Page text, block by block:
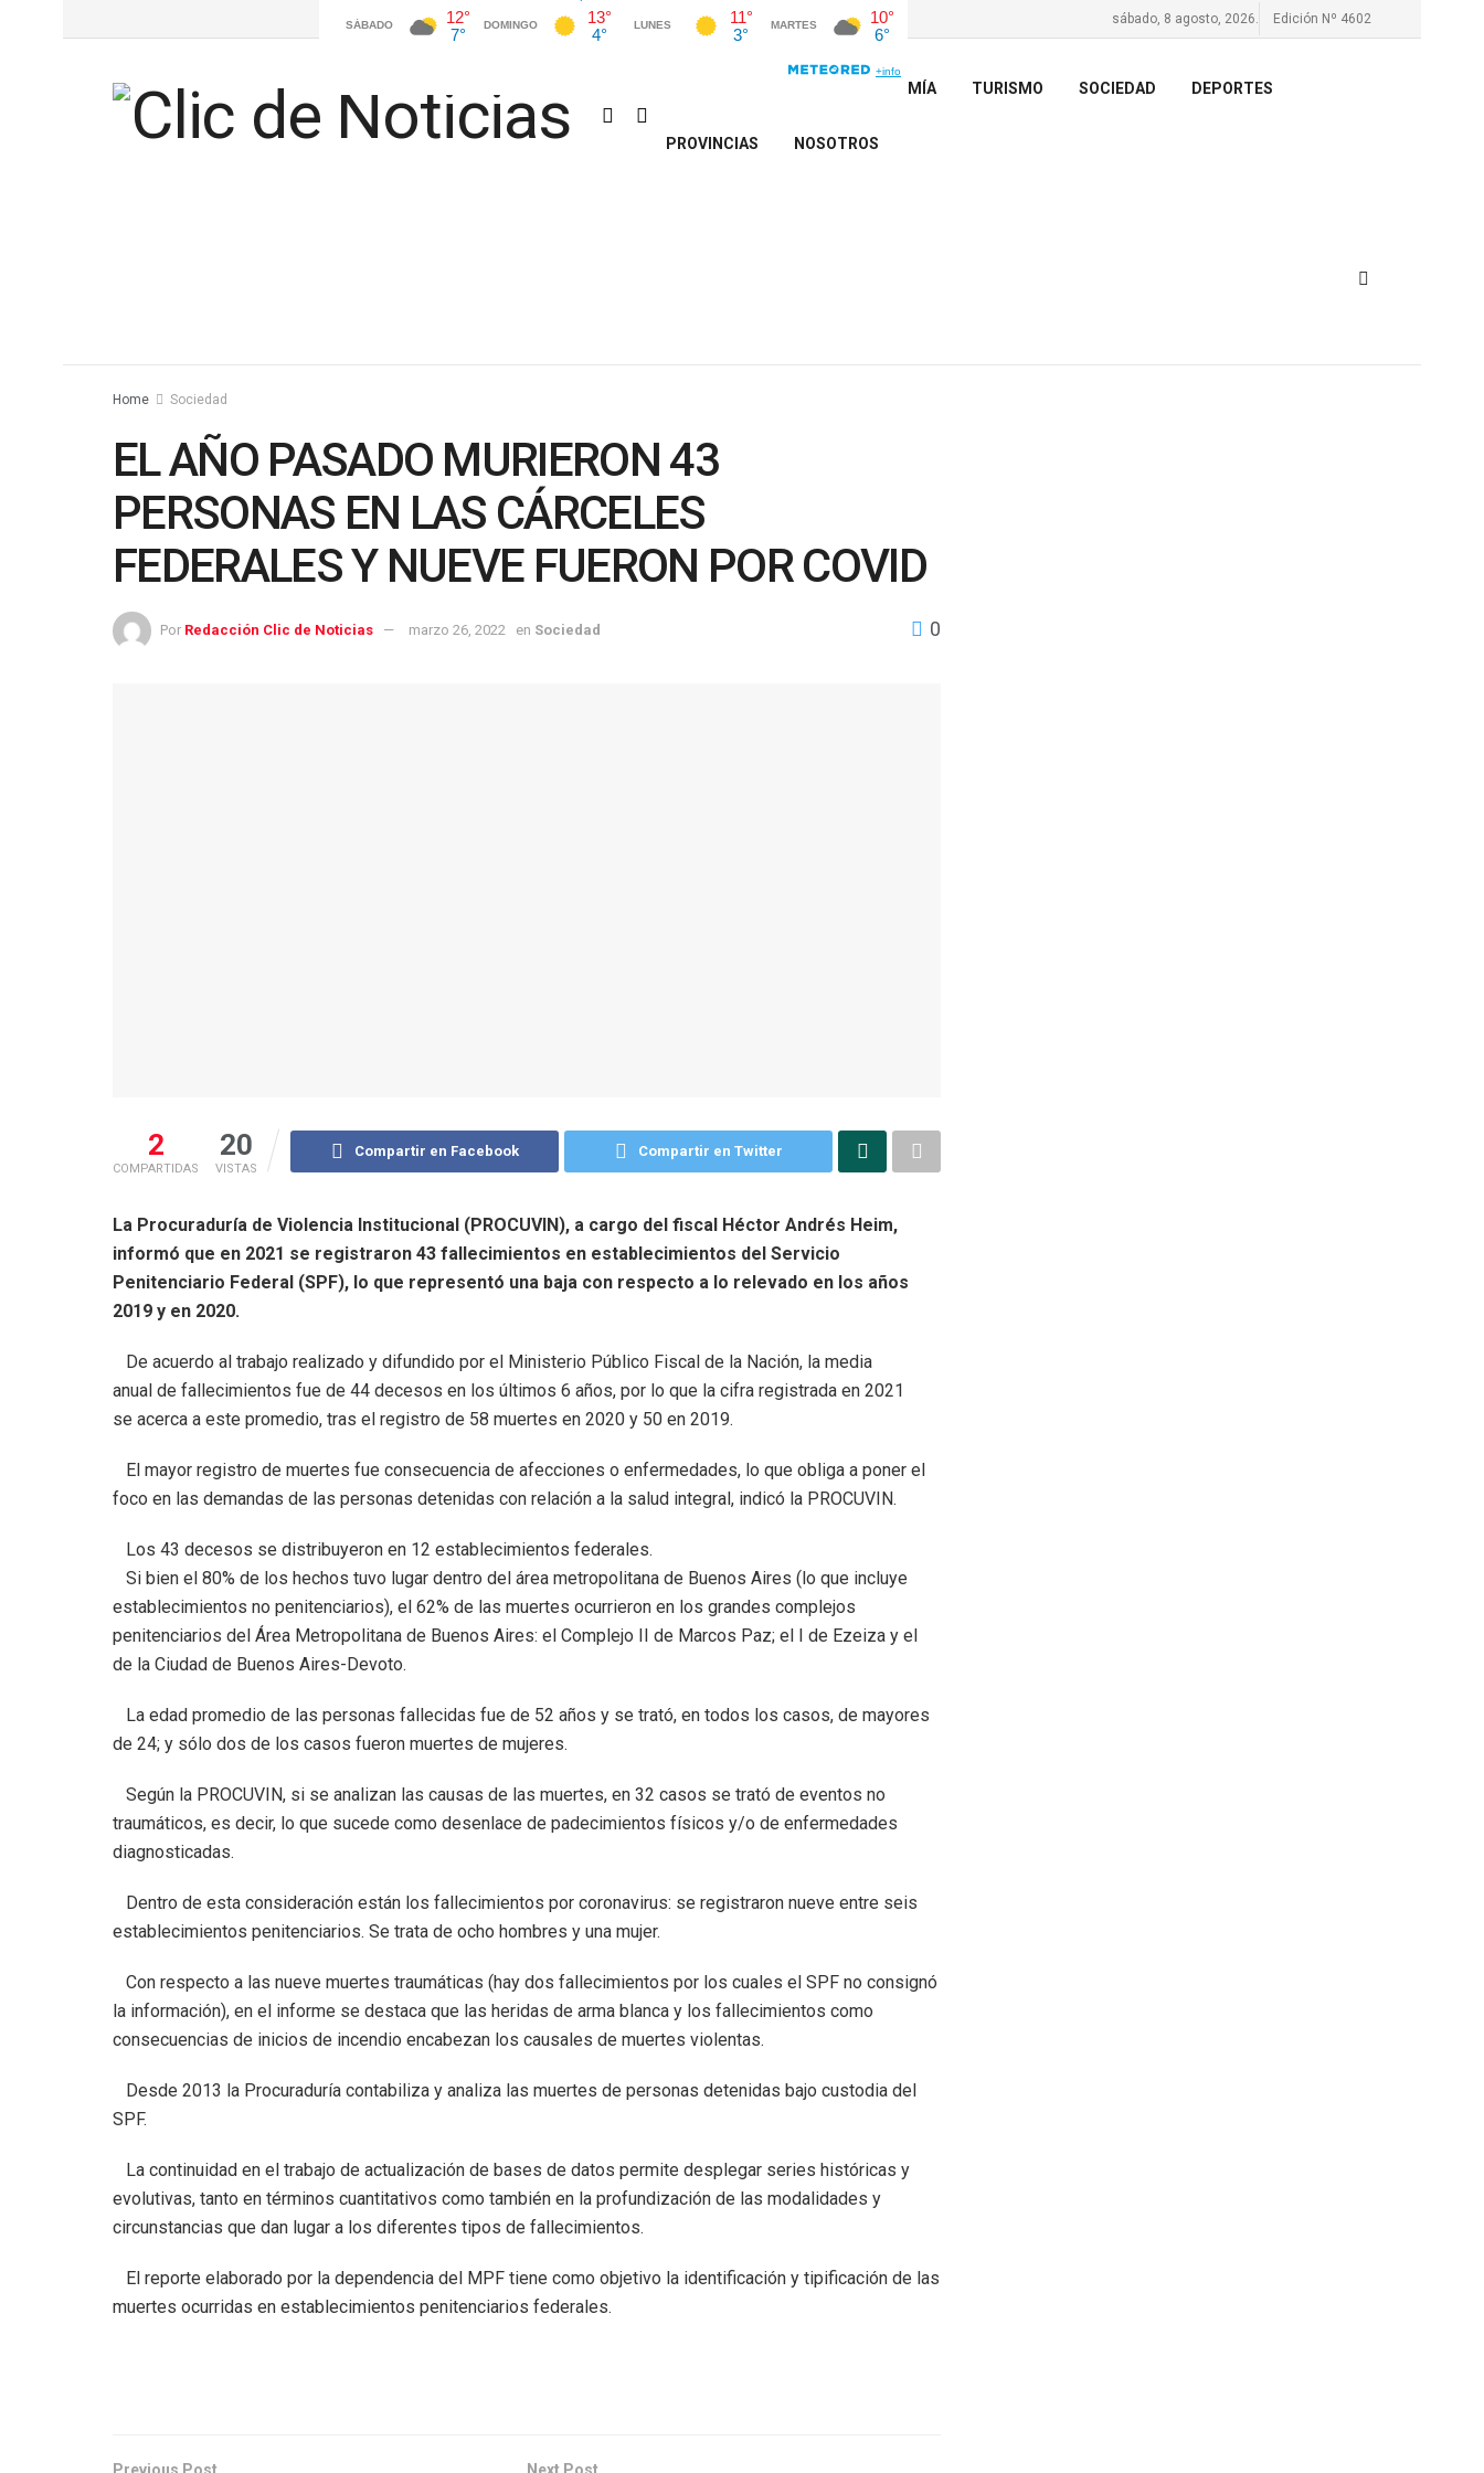
sábado, 8 agosto, 2026. Edición Nº 4602
ECONOMÍA TURISMO SOCIEDAD DEPORTES
PROVINCIAS NOSOTROS
Home Sociedad
EL AÑO PASADO MURIERON 43
PERSONAS EN LAS CÁRCELES
FEDERALES Y NUEVE FUERON POR COVID
Por Redacción Clic de Noticias marzo 26, 2022 en Sociedad 0
2
COMPARTIDAS
20
VISTAS
Compartir en Facebook Compartir en Twitter
La Procuraduría de Violencia Institucional (PROCUVIN), a cargo del fiscal Héctor Andrés Heim,
informó que en 2021 se registraron 43 fallecimientos en establecimientos del Servicio
Penitenciario Federal (SPF), lo que representó una baja con respecto a lo relevado en los años
2019 y en 2020.
De acuerdo al trabajo realizado y difundido por el Ministerio Público Fiscal de la Nación, la media
anual de fallecimientos fue de 44 decesos en los últimos 6 años, por lo que la cifra registrada en 2021
se acerca a este promedio, tras el registro de 58 muertes en 2020 y 50 en 2019.
El mayor registro de muertes fue consecuencia de afecciones o enfermedades, lo que obliga a poner el
foco en las demandas de las personas detenidas con relación a la salud integral, indicó la PROCUVIN.
Los 43 decesos se distribuyeron en 12 establecimientos federales.
Si bien el 80% de los hechos tuvo lugar dentro del área metropolitana de Buenos Aires (lo que incluye
establecimientos no penitenciarios), el 62% de las muertes ocurrieron en los grandes complejos
penitenciarios del Área Metropolitana de Buenos Aires: el Complejo II de Marcos Paz; el I de Ezeiza y el
de la Ciudad de Buenos Aires-Devoto.
La edad promedio de las personas fallecidas fue de 52 años y se trató, en todos los casos, de mayores
de 24; y sólo dos de los casos fueron muertes de mujeres.
Según la PROCUVIN, si se analizan las causas de las muertes, en 32 casos se trató de eventos no
traumáticos, es decir, lo que sucede como desenlace de padecimientos físicos y/o de enfermedades
diagnosticadas.
Dentro de esta consideración están los fallecimientos por coronavirus: se registraron nueve entre seis
establecimientos penitenciarios. Se trata de ocho hombres y una mujer.
Con respecto a las nueve muertes traumáticas (hay dos fallecimientos por los cuales el SPF no consignó
la información), en el informe se destaca que las heridas de arma blanca y los fallecimientos como
consecuencias de inicios de incendio encabezan los causales de muertes violentas.
Desde 2013 la Procuraduría contabiliza y analiza las muertes de personas detenidas bajo custodia del
SPF.
La continuidad en el trabajo de actualización de bases de datos permite desplegar series históricas y
evolutivas, tanto en términos cuantitativos como también en la profundización de las modalidades y
circunstancias que dan lugar a los diferentes tipos de fallecimientos.
El reporte elaborado por la dependencia del MPF tiene como objetivo la identificación y tipificación de las
muertes ocurridas en establecimientos penitenciarios federales.
Previous Post Next Post